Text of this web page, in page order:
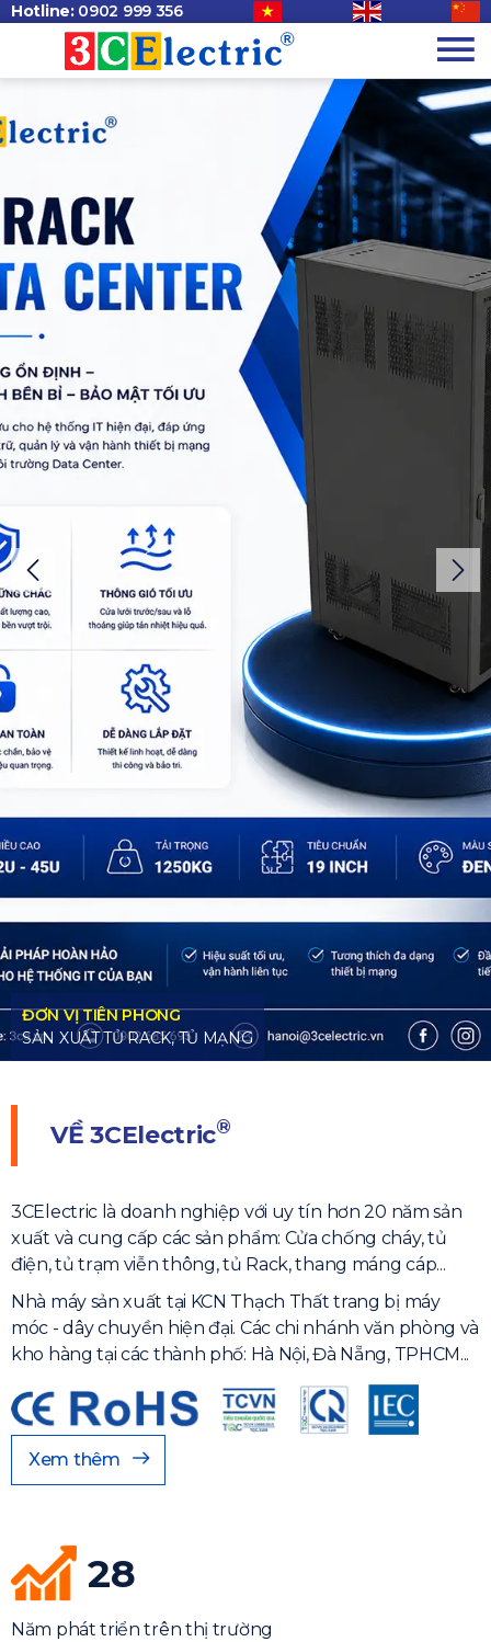
Hotline: 0902 999 356
VỀ3CElectric®
3CElectric là doanh nghiệp với uy tín hơn 20 năm sản
xuất và cung cấp các sản phẩm: Cửa chống cháy, tủ
điện, tủ trạm viễn thông, tủ Rack, thang máng cáp...
Nhà máy sản xuất tại KCN Thạch Thất trang bị máy
móc - dây chuyền hiện đại. Các chi nhánh văn phòng và
kho hàng tại các thành phố: Hà Nội, Đà Nẵng, TPHCM...
Xem thêm
28
Năm phát triển trên thị trường